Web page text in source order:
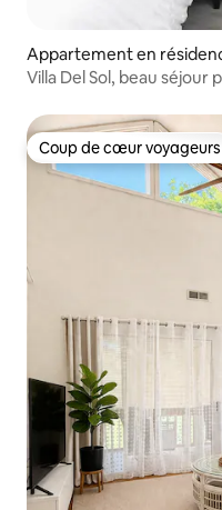
Appartement en
Villa Del Sol, beau séjour
Coup de cœur voyageurs
Coup de cœur voyageurs